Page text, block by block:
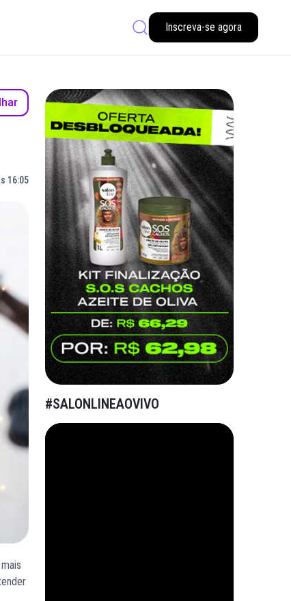
Inscreva-se agora
16:05
#SALONLINEAOVIVO